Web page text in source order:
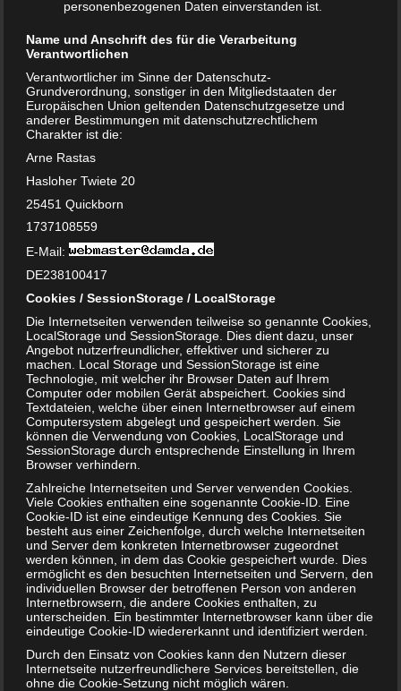
Mutaflor fürs Baby – Ist die Einnahme
sinnvoll?
16. JANUAR 2019
Baby und Kleinkinder leider immer mal wieder unter
Darmproblemen. Von vielen Hebammen und Kinderärzten
wird in diesen Fällen Mutaflor Suspension empfohlen.
Insbesondere bei Koliken wird…
WEITERLESEN...
personenbezogenen Daten einverstanden ist.
Name und Anschrift des für die Verarbeitung
Verantwortlichen
Verantwortlicher im Sinne der Datenschutz-
Grundverordnung, sonstiger in den Mitgliedstaaten der
Europäischen Union geltenden Datenschutzgesetze und
anderer Bestimmungen mit datenschutzrechtlichem
Charakter ist die:
Arne Rastas
Hasloher Twiete 20
25451 Quickborn
1737108559
E-Mail:
DE238100417
Cookies / SessionStorage / LocalStorage
Die Internetseiten verwenden teilweise so genannte Cookies,
LocalStorage und SessionStorage. Dies dient dazu, unser
Angebot nutzerfreundlicher, effektiver und sicherer zu
machen. Local Storage und SessionStorage ist eine
Technologie, mit welcher ihr Browser Daten auf Ihrem
Computer oder mobilen Gerät abspeichert. Cookies sind
Textdateien, welche über einen Internetbrowser auf einem
Computersystem abgelegt und gespeichert werden. Sie
können die Verwendung von Cookies, LocalStorage und
SessionStorage durch entsprechende Einstellung in Ihrem
Browser verhindern.
Zahlreiche Internetseiten und Server verwenden Cookies.
Viele Cookies enthalten eine sogenannte Cookie-ID. Eine
Cookie-ID ist eine eindeutige Kennung des Cookies. Sie
besteht aus einer Zeichenfolge, durch welche Internetseiten
und Server dem konkreten Internetbrowser zugeordnet
werden können, in dem das Cookie gespeichert wurde. Dies
ermöglicht es den besuchten Internetseiten und Servern, den
individuellen Browser der betroffenen Person von anderen
Internetbrowsern, die andere Cookies enthalten, zu
unterscheiden. Ein bestimmter Internetbrowser kann über die
eindeutige Cookie-ID wiedererkannt und identifiziert werden.
Durch den Einsatz von Cookies kann den Nutzern dieser
Internetseite nutzerfreundlichere Services bereitstellen, die
ohne die Cookie-Setzung nicht möglich wären.